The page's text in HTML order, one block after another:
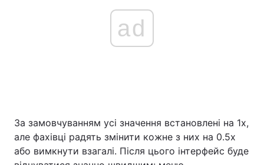
ad
За замовчуванням усі значення встановлені на 1x,
але фахівці радять змінити кожне з них на 0.5x
або вимкнути взагалі. Після цього інтерфейс буде